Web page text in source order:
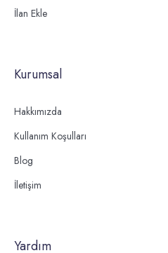
İlan Ekle
Kurumsal
Hakkımızda
Kullanım Koşulları
Blog
İletişim
Yardım